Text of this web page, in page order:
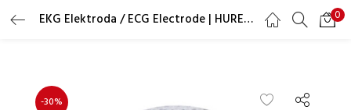
EKG Elektroda / ECG Electrode | HUREV HR-OCR42 0
LOGIN REGISTER
-30%